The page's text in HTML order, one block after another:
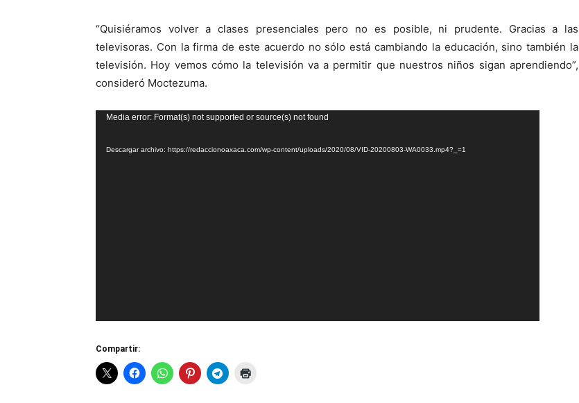
“Quisiéramos volver a clases presenciales pero no es posible, ni prudente. Gracias a las
televisoras. Con la firma de este acuerdo no sólo está cambiando la educación, sino también la
televisión. Hoy vemos cómo la televisión va a permitir que nuestros niños sigan aprendiendo”,
consideró Moctezuma.
Reproductor
vídeo
Media error: Format(s) not supported or source(s) not found
Descargar archivo: https://redaccionoaxaca.com/wp-content/uploads/2020/08/VID-20200803-WA0033.mp4?_=1
Compartir: